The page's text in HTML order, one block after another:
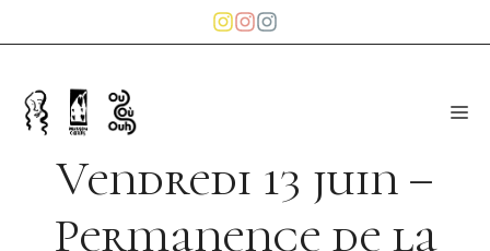
au
Vendredi 13 juin –
Permanence de la